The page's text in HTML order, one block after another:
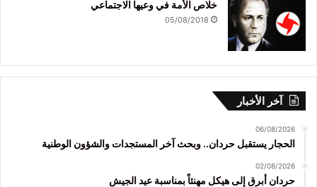
خلاص الأمة في وعيها الاجتماعي
05/08/2018
آخر الأخبار
06/08/2026
الحجار يستقبل حردان.. وبحث آخر المستجدات والشؤون الوطنية
02/08/2026
حردان أبرق إلى هيكل مهنئاً بمناسبة عيد الجيش